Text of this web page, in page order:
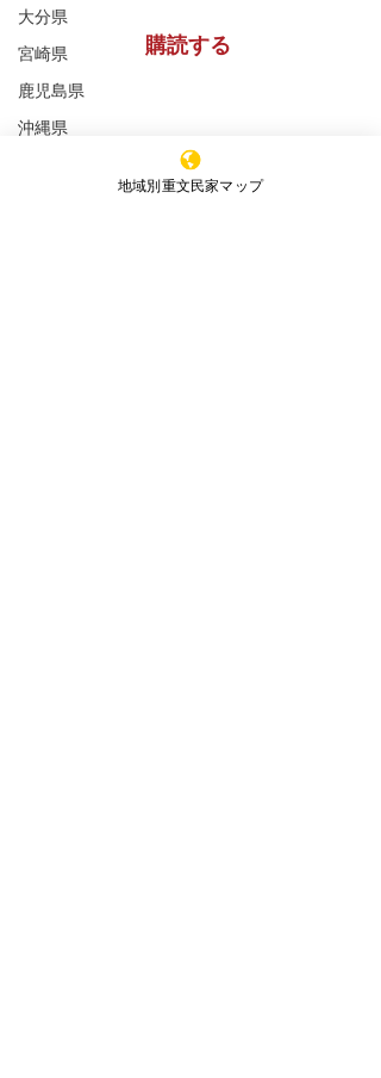
大分県
宮崎県
鹿児島県
沖縄県
購読する
※購読登録により、当サイトからのメール送信に
同意いただいたものといたします
地域別重文民家マップ